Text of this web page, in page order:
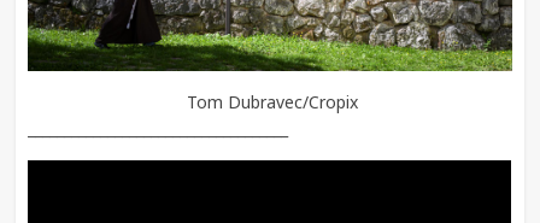
Tom Dubravec/Cropix